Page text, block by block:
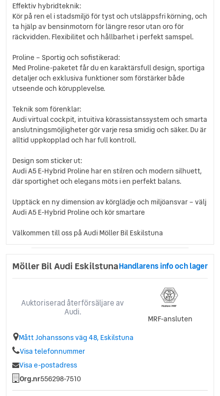
Effektiv hybridteknik:
Kör på ren el i stadsmiljö för tyst och utsläppsfri körning, och
ta hjälp av bensinmotorn för längre resor utan oro för
räckvidden. Flexibilitet och hållbarhet i perfekt samspel.
Proline – Sportig och sofistikerad:
Med Proline-paketet får du en karaktärsfull design, sportiga
detaljer och exklusiva funktioner som förstärker både
utseende och körupplevelse.
Teknik som förenklar:
Audi virtual cockpit, intuitiva körassistanssystem och smarta
anslutningsmöjligheter gör varje resa smidig och säker. Du är
alltid uppkopplad och har full kontroll.
Design som sticker ut:
Audi A5 E-Hybrid Proline har en stilren och modern silhuett,
där sportighet och elegans möts i en perfekt balans.
Upptäck en ny dimension av körglädje och miljöansvar – välj
Audi A5 E-Hybrid Proline och kör smartare
Välkommen till oss på Audi Möller Bil Eskilstuna
Möller Bil Audi EskilstunaHandlarens info och lager
Auktoriserad återförsäljare av
Audi.
MRF-ansluten
Mått Johanssons väg 48, Eskilstuna
Visa telefonnummer
Visa e-postadress
Org.nr556298-7510